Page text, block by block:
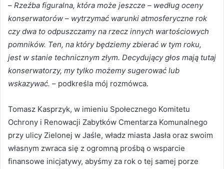
– Rzeźba figuralna, która może jeszcze – według oceny
konserwatorów – wytrzymać warunki atmosferyczne rok
czy dwa to odpuszczamy na rzecz innych wartościowych
pomników. Ten, na który będziemy zbierać w tym roku,
jest w stanie technicznym złym. Decydujący głos mają tutaj
konserwatorzy, my tylko możemy sugerować lub
wskazywać. – podkreśla mój rozmówca.
Tomasz Kasprzyk, w imieniu Społecznego Komitetu
Ochrony i Renowacji Zabytków Cmentarza Komunalnego
przy ulicy Zielonej w Jaśle, władz miasta Jasła oraz swoim
własnym zwraca się z ogromną prośbą o wsparcie
finansowe inicjatywy, abyśmy za rok o tej samej porze